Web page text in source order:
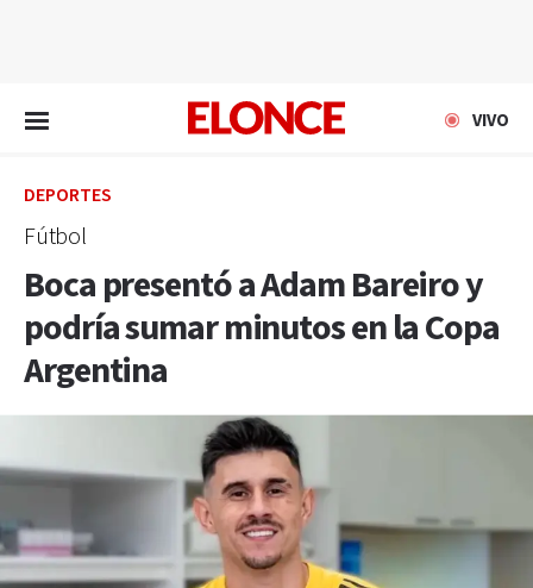
VIVO
DEPORTES
Fútbol
Boca presentó a Adam Bareiro y
podría sumar minutos en la Copa
Argentina